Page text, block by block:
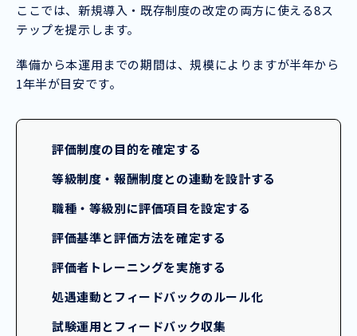
ここでは、新規導入・既存制度の改定の両方に使える8ス
テップを提示します。
準備から本運用までの期間は、規模によりますが半年から
1年半が目安です。
評価制度の目的を確定する
等級制度・報酬制度との連動を設計する
職種・等級別に評価項目を設定する
評価基準と評価方法を確定する
評価者トレーニングを実施する
処遇連動とフィードバックのルール化
試験運用とフィードバック収集